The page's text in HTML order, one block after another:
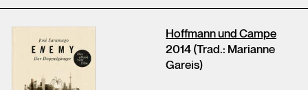
Hoffmann und Campe
2014 (Trad.: Marianne
Gareis)